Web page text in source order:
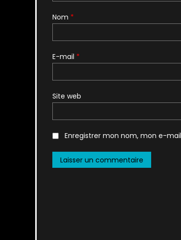
Nom *
E-mail *
Site web
Enregistrer mon nom, mon e-